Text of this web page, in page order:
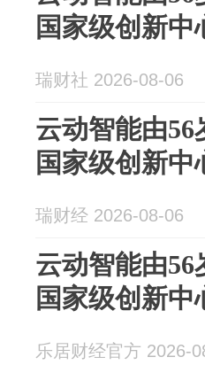
国家级创新
瑞财社 2026-08-06
云动智能由
国家级创新
瑞财经 2026-08-06
云动智能由
国家级创新
乐居财经官方 2026-